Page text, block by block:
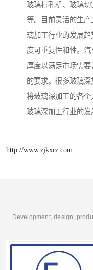
玻璃打孔机、玻璃
等。目前灵活的生
璃加工行业的发展
度可重复性和性。
厚度以满足市场需
的要求。很多玻璃深
将玻璃深加工的各
玻璃深加工行业的发
http://www.zjkxrz.com
Development, design,